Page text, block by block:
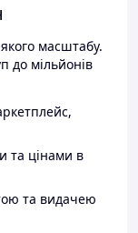
масштабу.
до мільйонів
та цінами в
та видачею